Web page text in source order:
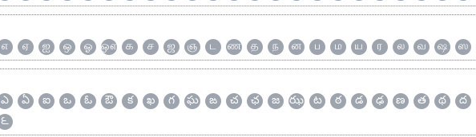
எ ஏ ஐ ஒ ஓ ஔ க ச ஜ ஞ ட ண த ந ன ப ம ய ர ல வ ஷ ஸ
ఎ ఏ ఐ ఒ ఓ ఔ క ఖ గ ఘ ఙ చ ఛ జ ఝ ట ఠ డ ఢ ణ త థ ద
౬